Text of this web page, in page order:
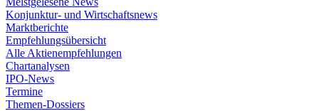
Konjunktur- und Wirtschaftsnews
Marktberichte
Empfehlungsübersicht
Alle Aktienempfehlungen
Chartanalysen
IPO-News
Termine
Themen-Dossiers